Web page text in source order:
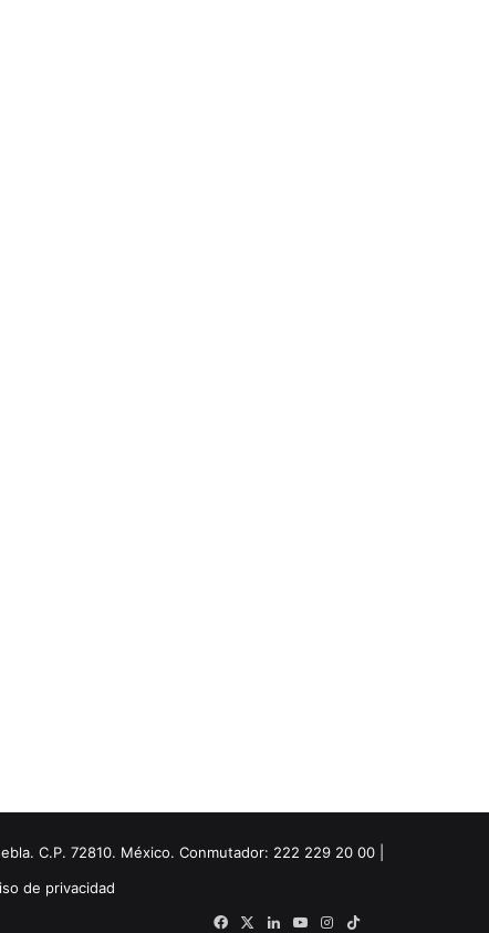
C.P. 72810. México. Conmutador: 222 229 20 00 |
de privacidad
Facebook
X LinkedInYouTubeInstagram
TikTok